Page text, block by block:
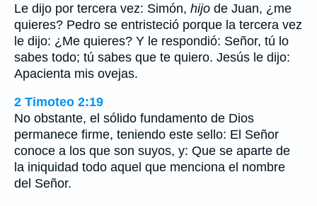
Le dijo por tercera vez: Simón, hijo de Juan, ¿me
quieres? Pedro se entristeció porque la tercera vez
le dijo: ¿Me quieres? Y le respondió: Señor, tú lo
sabes todo; tú sabes que te quiero. Jesús le dijo:
Apacienta mis ovejas.
2 Timoteo 2:19
No obstante, el sólido fundamento de Dios
permanece firme, teniendo este sello: El Señor
conoce a los que son suyos, y: Que se aparte de
la iniquidad todo aquel que menciona el nombre
del Señor.